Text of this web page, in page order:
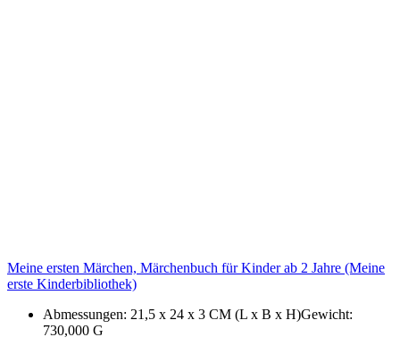
Meine ersten Märchen, Märchenbuch für Kinder ab 2 Jahre (Meine
erste Kinderbibliothek)
Abmessungen: 21,5 x 24 x 3 CM (L x B x H)Gewicht:
730,000 G